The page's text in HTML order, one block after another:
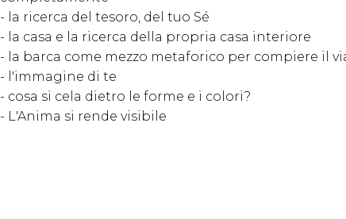
- la ricerca del tesoro, del tuo Sé
- la casa e la ricerca della propria casa interiore
- la barca come mezzo metaforico per compiere il
- l'immagine di te
- cosa si cela dietro le forme e i colori?
- L'Anima si rende visibile